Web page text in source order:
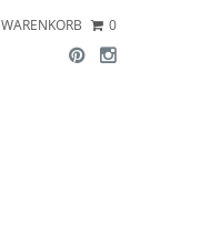
WARENKORB 0